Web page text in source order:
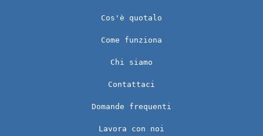
Cos'è quotalo
Come funziona
Chi siamo
Contattaci
Domande frequenti
Lavora con noi